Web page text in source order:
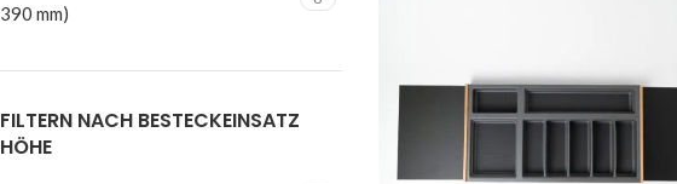
390 mm)
FILTERN NACH BESTECKEINSATZ
HÖHE